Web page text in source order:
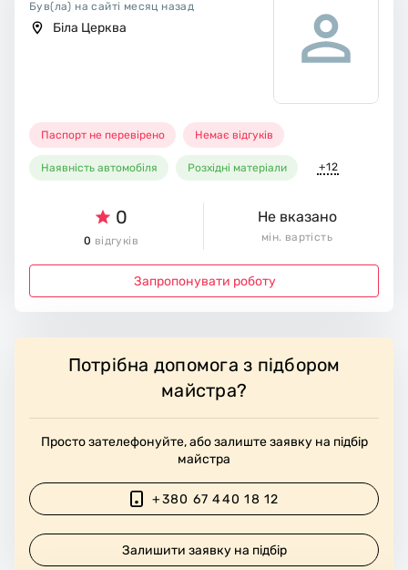
Був(ла) на сайті месяц назад
Біла Церква
Паспорт не перевірено Немає відгуків
Наявність автомобіля Розхідні матеріали +12
0
0 відгуків
Не вказано
мін. вартість
Запропонувати роботу
Потрібна допомога з підбором
майстра?
Просто зателефонуйте, або залиште заявку на підбір
майстра
+380 67 440 18 12
Залишити заявку на підбір